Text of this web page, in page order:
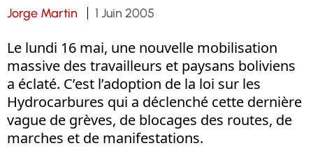
Jorge Martin 1 Juin 2005
Le lundi 16 mai, une nouvelle mobilisation
massive des travailleurs et paysans boliviens
a éclaté. C’est l’adoption de la loi sur les
Hydrocarbures qui a déclenché cette dernière
vague de grèves, de blocages des routes, de
marches et de manifestations.